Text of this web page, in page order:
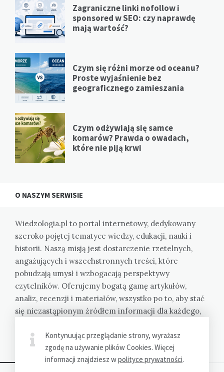
Zagraniczne linki nofollow i
sponsored w SEO: czy naprawdę
mają wartość?
Czym się różni morze od oceanu?
Proste wyjaśnienie bez
geograficznego zamieszania
Czym odżywiają się samce
komarów? Prawda o owadach,
które nie piją krwi
O NASZYM SERWISIE
Wiedzologia.pl to portal internetowy, dedykowany
szeroko pojętej tematyce wiedzy, edukacji, nauki i
historii. Naszą misją jest dostarczenie rzetelnych,
angażujących i wszechstronnych treści, które
pobudzają umysł i wzbogacają perspektywy
czytelników. Oferujemy bogatą gamę artykułów,
analiz, recenzji i materiałów, wszystko po to, aby stać
się niezastąpionym źródłem informacji dla każdego,
pełniejszy sposób.
Kontynuując przeglądanie strony, wyrażasz
zgodę na używanie plików Cookies. Więcej
informacji znajdziesz wpolityce prywatności.